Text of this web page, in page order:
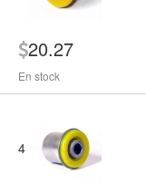
20.27
En stock
4